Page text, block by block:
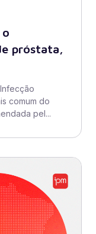
próstata,
comum do
pel...